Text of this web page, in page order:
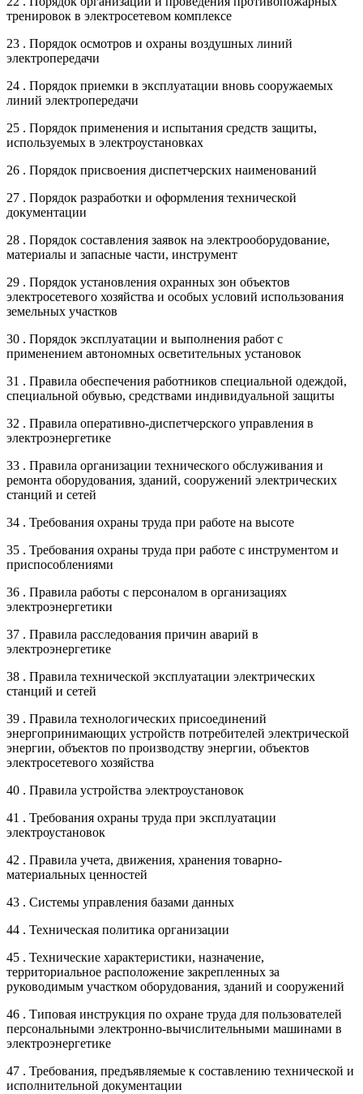
тренировок в электросетевом комплексе
23 . Порядок осмотров и охраны воздушных линий
электропередачи
24 . Порядок приемки в эксплуатации вновь сооружаемых
линий электропередачи
25 . Порядок применения и испытания средств защиты,
используемых в электроустановках
26 . Порядок присвоения диспетчерских наименований
27 . Порядок разработки и оформления технической
документации
28 . Порядок составления заявок на электрооборудование,
материалы и запасные части, инструмент
29 . Порядок установления охранных зон объектов
электросетевого хозяйства и особых условий использования
земельных участков
30 . Порядок эксплуатации и выполнения работ с
применением автономных осветительных установок
31 . Правила обеспечения работников специальной одеждой,
специальной обувью, средствами индивидуальной защиты
32 . Правила оперативно-диспетчерского управления в
электроэнергетике
33 . Правила организации технического обслуживания и
ремонта оборудования, зданий, сооружений электрических
станций и сетей
34 . Требования охраны труда при работе на высоте
35 . Требования охраны труда при работе с инструментом и
приспособлениями
36 . Правила работы с персоналом в организациях
электроэнергетики
37 . Правила расследования причин аварий в
электроэнергетике
38 . Правила технической эксплуатации электрических
станций и сетей
39 . Правила технологических присоединений
энергопринимающих устройств потребителей электрической
энергии, объектов по производству энергии, объектов
электросетевого хозяйства
40 . Правила устройства электроустановок
41 . Требования охраны труда при эксплуатации
электроустановок
42 . Правила учета, движения, хранения товарно-
материальных ценностей
43 . Системы управления базами данных
44 . Техническая политика организации
45 . Технические характеристики, назначение,
территориальное расположение закрепленных за
руководимым участком оборудования, зданий и сооружений
46 . Типовая инструкция по охране труда для пользователей
персональными электронно-вычислительными машинами в
электроэнергетике
47 . Требования, предъявляемые к составлению технической и
исполнительной документации